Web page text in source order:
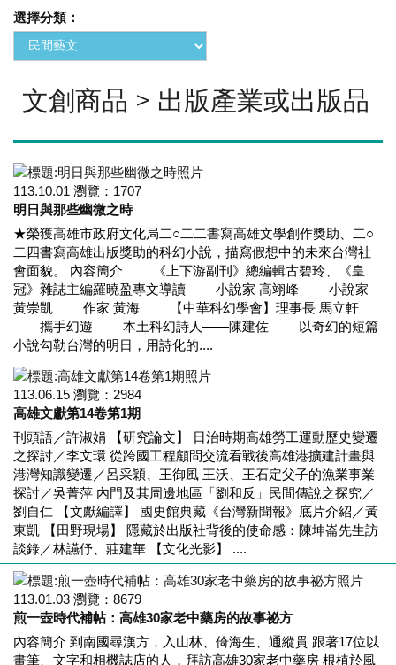
選擇分類：
文創商品 > 出版產業或出版品
113.10.01 瀏覽： 1707
明日與那些幽微之時
★榮獲高雄市政府文化局二○二二書寫高雄文學創作獎助、二○
二四書寫高雄出版獎助的科幻小說，描寫假想中的未來台灣社
會面貌。 內容簡介 《上下游副刊》總編輯古碧玲、《皇
冠》雜誌主編羅曉盈專文導讀 小說家 高翊峰 小說家
黃崇凱 作家 黃海 【中華科幻學會】理事長 馬立軒
攜手幻遊 本土科幻詩人――陳建佐 以奇幻的短篇
小說勾勒台灣的明日，用詩化的....
113.06.15 瀏覽： 2984
高雄文獻第14卷第1期
刊頭語／許淑娟 【研究論文】 日治時期高雄勞工運動歷史變遷
之探討／李文環 從跨國工程顧問交流看戰後高雄港擴建計畫與
港灣知識變遷／呂采穎、王御風 王沃、王石定父子的漁業事業
探討／吳菁萍 內門及其周邊地區「劉和反」民間傳說之探究／
劉自仁 【文獻編譯】 國史館典藏《台灣新聞報》底片介紹／黃
東凱 【田野現場】 隱藏於出版社背後的使命感：陳坤崙先生訪
談錄／林讌伃、莊建華 【文化光影】 ....
113.01.03 瀏覽： 8679
煎一壺時代補帖：高雄30家老中藥房的故事祕方
內容簡介 到南國尋漢方，入山林、倚海生、通縱貫 跟著17位以
畫筆、文字和相機誌店的人，拜訪高雄30家老中藥房 根植於風